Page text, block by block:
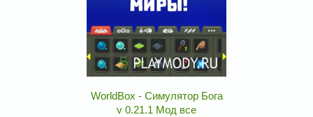
WorldBox - Симулятор Бога
v 0.21.1 Мод все